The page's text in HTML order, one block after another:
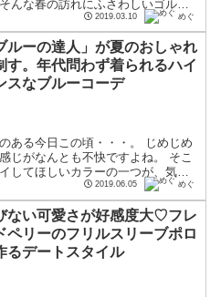
んな春の訪れにふさわしいゴルフ
い年齢から人気のあるグリーン
2019.03.10 めぐ
ルーの達人」が夏のおしゃれ
す。年代問わず着られるハイ
スなブルーコーデ
ある今日この頃・・・。 じめじめ
じがなんとも不快ですよね。 そこ
してほしいカラーの一つが、気持
です。 ブルーには、見た目...
2019.06.05 めぐ
ない可愛さが好感度大♡フレ
ペリーのフリルスリーブポロ
るデートスタイル